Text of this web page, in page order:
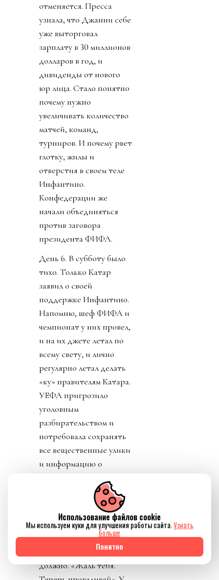
отменяется. Пресса
узнала, что Джанни себе
уже выторговал
зарплату в 30 миллионов
долларов в год, и
дивиденды от нового
юр лица. Стало понятно
почему нужно
увеличивать количество
матчей, команд,
турниров. И почему рвет
глотку, жилы и
отверстия в своем теле
Инфантино.
Конфедерации же
начали объединяться
против заговора
президента ФИФА.
День 6. В субботу было
тихо. Только Катар
заявил о своей
поддержке Инфантино.
Напомню, шеф ФИФА и
чемпионат у них провел,
и на их джете летал по
всему свету, и лично
регулярно летал делать
«ку» правителям Катара.
УЕФА пригрозило
уголовным
разбирательством и
потребовала сохранять
все вещественные улики
и информацию о
День 7. В прессу
вбросили рассказы о
том, как Инфантино
буллили в детстве.
Публика восприняла как
должно. «Жаль тебя.
Использование файлов cookie
Мы используем куки для улучшения работы сайта.Узнать
больше
Понятно